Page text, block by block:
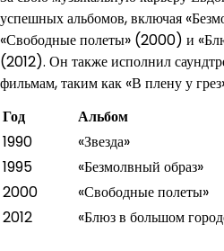
успешных альбомов, включая
«Свободные полеты» (2000) и
(2012). Он также исполнил
фильмам, таким как «В плену у
Год
Альбом
1990
«Звезда»
1995
«Безмолвный образ»
2000
«Свободные полеты»
2012
«Блюз в большом